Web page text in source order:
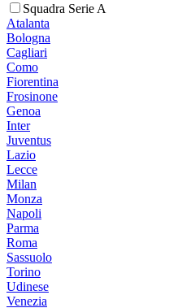
Squadra Serie A
Atalanta
Bologna
Cagliari
Como
Fiorentina
Frosinone
Genoa
Inter
Juventus
Lazio
Lecce
Milan
Monza
Napoli
Parma
Roma
Sassuolo
Torino
Udinese
Venezia